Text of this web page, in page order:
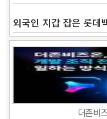
외국인 지갑 잡은 롯
더존비